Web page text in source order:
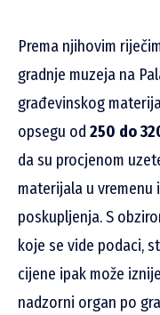
Prema njihovim
gradnje muzeja na
građevinskog
opsegu od 250 do
da su procjenom
materijala u vremenu
poskupljenja. S
koje se vide podaci,
cijene ipak može
nadzorni organ po